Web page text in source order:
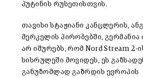
პუტინის რუსეთისთვის.
თავისი სტაჟიანი კანცლერის,
მერკელის პირობებში,
არ იშურებს, რომ Nord Stream 2-
სისრულეში მოვიდეს, ეს
განუზომლად გაზრდის ევროპის